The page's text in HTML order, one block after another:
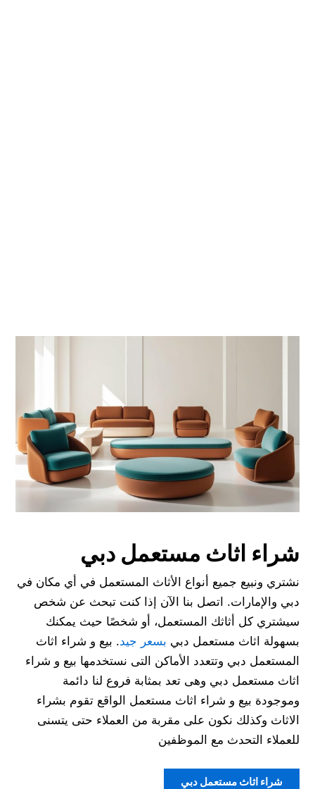
شراء اثاث مستعمل دبي
نشتري ونبيع جميع أنواع الأثاث المستعمل في أي مكان في
دبي والإمارات. اتصل بنا الآن إذا كنت تبحث عن شخص
سيشتري كل أثاثك المستعمل، أو شخصًا حيث يمكنك
بسهولة اثاث مستعمل دبي بسعر جيد. بيع و شراء اثاث
المستعمل دبي وتتعدد الأماكن التى نستخدمها بيع و شراء
اثاث مستعمل دبي وهى تعد بمثابة فروع لنا دائمة
وموجودة بيع و شراء اثاث مستعمل الواقع تقوم بشراء
الاثاث وكذلك نكون على مقربة من العملاء حتى يتسنى
للعملاء التحدث مع الموظفين
شراء اثاث مستعمل دبي